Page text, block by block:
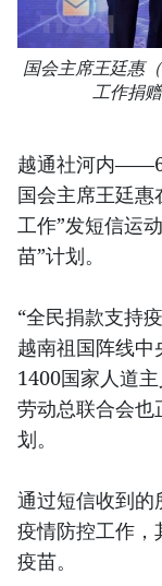
国会主席王廷惠
工作捐
越通社河内——6
国会主席王廷惠
工作”发短信运
苗”计划。
“全民捐款支持
越南祖国阵线
1400国家人道
劳动总联合会也
划。
通过短信收到的
疫情防控工作，
疫苗。